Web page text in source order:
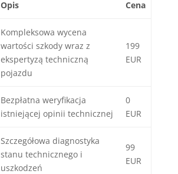
Opis Cena
Kompleksowa wycena
wartości szkody wraz z
ekspertyzą techniczną
pojazdu
199
EUR
Bezpłatna weryfikacja
istniejącej opinii technicznej
0
EUR
Szczegółowa diagnostyka
stanu technicznego i
uszkodzeń
99
EUR